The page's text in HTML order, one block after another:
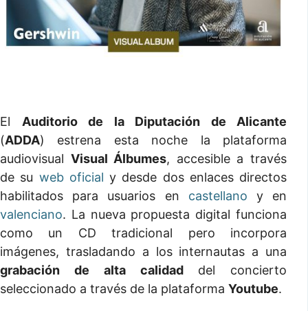
El Auditorio de la Diputación de Alicante
(ADDA) estrena esta noche la plataforma
audiovisual Visual Álbumes, accesible a través
de su web oficial y desde dos enlaces directos
habilitados para usuarios en castellano y en
valenciano. La nueva propuesta digital funciona
como un CD tradicional pero incorpora
imágenes, trasladando a los internautas a una
grabación de alta calidad del concierto
seleccionado a través de la plataforma Youtube.